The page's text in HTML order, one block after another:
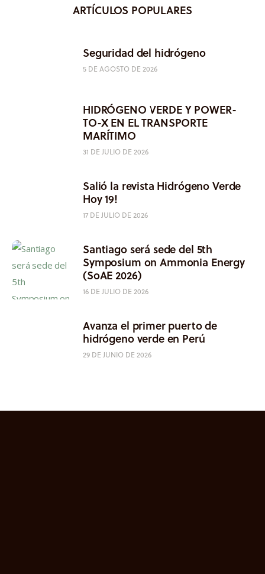
ARTÍCULOS POPULARES
Seguridad del hidrógeno
5 DE AGOSTO DE 2026
HIDRÓGENO VERDE Y POWER-
TO-X EN EL TRANSPORTE
MARÍTIMO
31 DE JULIO DE 2026
Salió la revista Hidrógeno Verde
Hoy 19!
17 DE JULIO DE 2026
Santiago será sede del 5th
Symposium on Ammonia Energy
(SoAE 2026)
16 DE JULIO DE 2026
Avanza el primer puerto de
hidrógeno verde en Perú
29 DE JUNIO DE 2026